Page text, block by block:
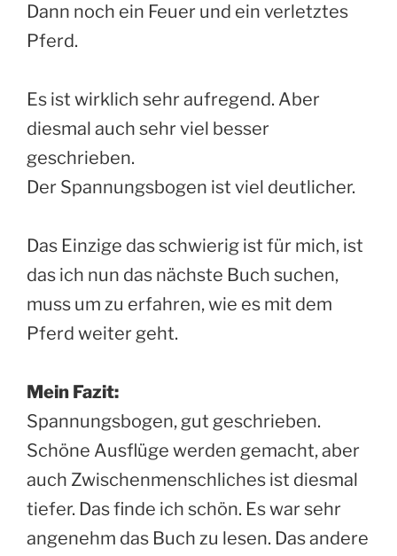
Dann noch ein Feuer und ein verletztes
Pferd.
Es ist wirklich sehr aufregend. Aber
diesmal auch sehr viel besser
geschrieben.
Der Spannungsbogen ist viel deutlicher.
Das Einzige das schwierig ist für mich, ist
das ich nun das nächste Buch suchen,
muss um zu erfahren, wie es mit dem
Pferd weiter geht.
Mein Fazit:
Spannungsbogen, gut geschrieben.
Schöne Ausflüge werden gemacht, aber
auch Zwischenmenschliches ist diesmal
tiefer. Das finde ich schön. Es war sehr
angenehm das Buch zu lesen. Das andere